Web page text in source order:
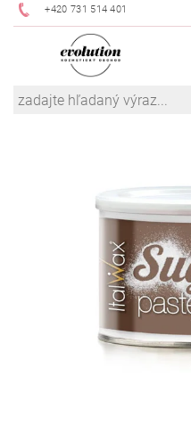
+420 731 514 401